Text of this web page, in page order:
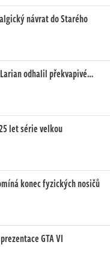
návrat do Starého
odhalil překvapivé…
let série velkou
konec fyzických nosičů
GTA VI